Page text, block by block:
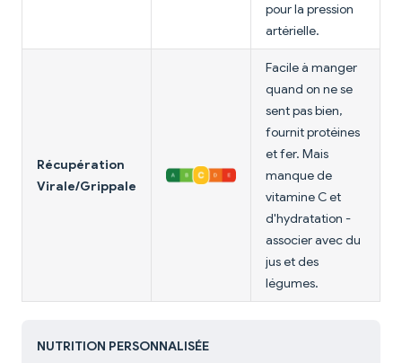
pour la pression
artérielle.
Récupération
Virale/Grippale
Facile à manger
quand on ne se
sent pas bien,
fournit protéines
et fer. Mais
manque de
vitamine C et
d'hydratation -
associer avec du
jus et des
légumes.
NUTRITION PERSONNALISÉE